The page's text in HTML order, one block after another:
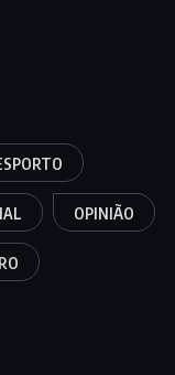
OPINIÃO